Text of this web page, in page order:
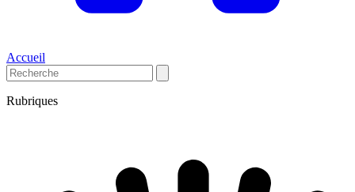
Accueil
Rubriques